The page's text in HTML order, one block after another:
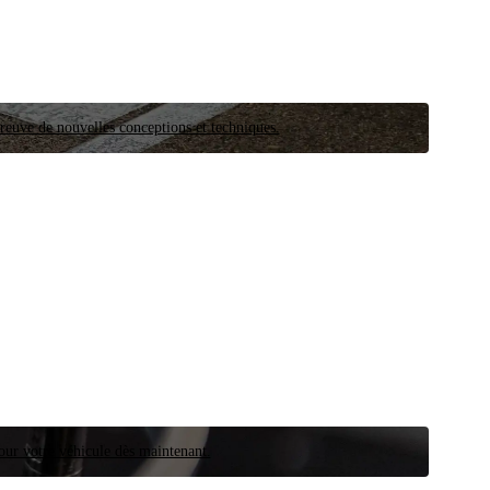
de nouvelles conceptions et techniques.
votre véhicule dès maintenant.